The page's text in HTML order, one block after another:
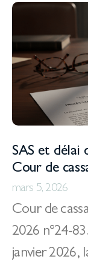
SAS et délai
Cour de
mars 5, 2026
Cour de
2026 n°24-
janvier 2026,